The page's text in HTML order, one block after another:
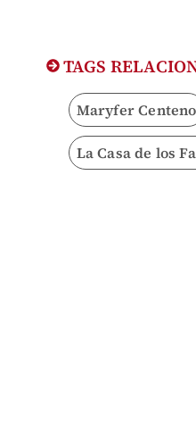
TAGS
Maryfer Centeno
La Casa de los